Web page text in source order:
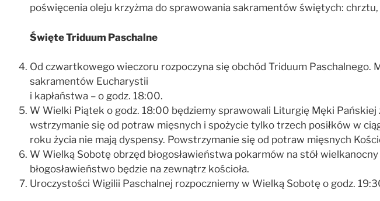
poświęcenia oleju krzyżma do sprawowania sakramentów świętych:
Święte Triduum Paschalne
Od czwartkowego wieczoru rozpoczyna się obchód Triduum
sakramentów Eucharystii
i kapłaństwa – o godz. 18:00.
W Wielki Piątek o godz. 18:00 będziemy sprawowali Liturgię Męki
wstrzymanie się od potraw mięsnych i spożycie tylko trzech posiłków w
roku życia nie mają dyspensy. Powstrzymanie się od potraw mięsnych
W Wielką Sobotę obrzęd błogosławieństwa pokarmów na stół
błogosławieństwo będzie na zewnątrz kościoła.
Uroczystości Wigilii Paschalnej rozpoczniemy w Wielką Sobotę o godz.